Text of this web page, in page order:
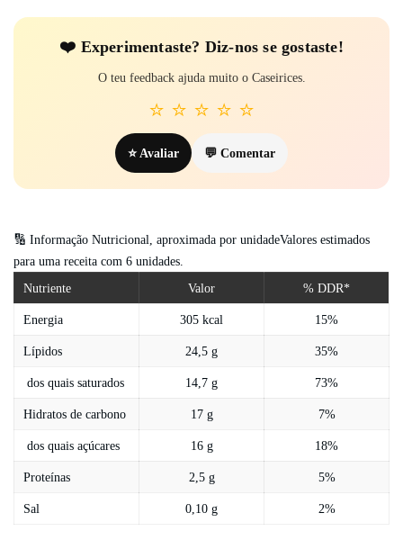
❤️ Experi­mentaste? Diz-nos se gostaste!
O teu feedback ajuda muito o Caseirices.
⭐ ⭐ ⭐ ⭐ ⭐
⭐ Avaliar 💬 Comentar
🔢 Informação Nutricional, aproximada por unidadeValores estimados
para uma receita com 6 unidades.
Nutriente
Valor % DDR*
Energia 305 kcal 15%
Lípidos 24,5 g 35%
dos quais saturados 14,7 g 73%
Hidratos de carbono 17 g 7%
dos quais açúcares 16 g 18%
Proteínas 2,5 g 5%
Sal 0,10 g 2%